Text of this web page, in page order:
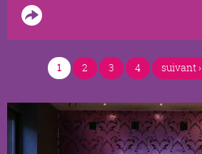
PAGES 1 2 3 4 suivant ›